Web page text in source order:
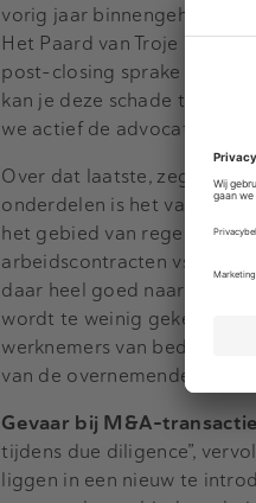
vorig jaar binnengehaald
Het Paard van Troje
post-closing sprake is van
kan je deze schade
we actief de advocaten van
Over dat laatste, zegt
onderdelen is het van
het gebied van
arbeidscontracten vs ZZP,
daar heel goed naar kijken.
wordt te weinig gekeken:
werknemers van bedrijven
van de overnemende partij
Gevaar bij M&A-
tijdens due diligence”,
liggen in een nieuw te